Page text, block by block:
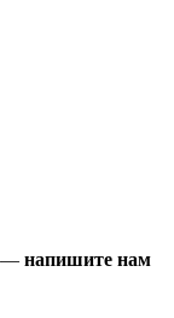
— напишите нам